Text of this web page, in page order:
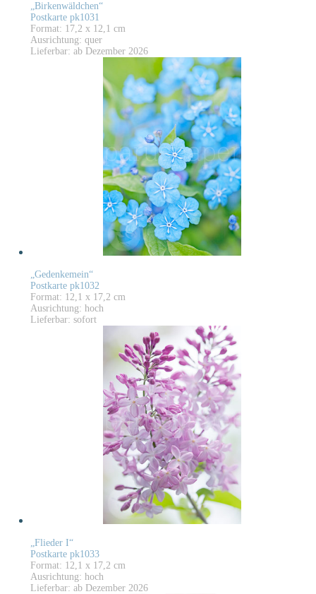
„Birkenwäldchen“
Postkarte pk1031
Format: 17,2 x 12,1 cm
Ausrichtung: quer
Lieferbar: ab Dezember 2026
„Gedenkemein“
Postkarte pk1032
Format: 12,1 x 17,2 cm
Ausrichtung: hoch
Lieferbar: sofort
„Flieder I“
Postkarte pk1033
Format: 12,1 x 17,2 cm
Ausrichtung: hoch
Lieferbar: ab Dezember 2026